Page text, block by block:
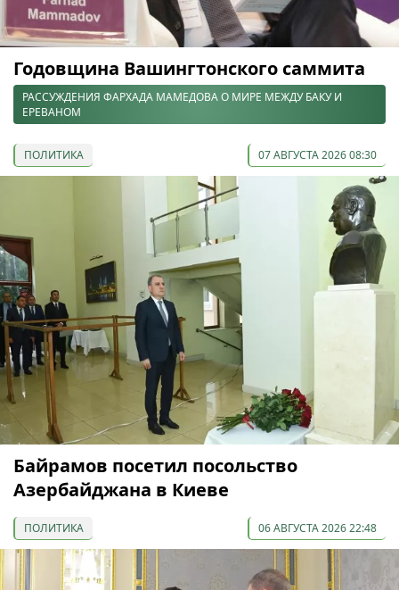
Годовщина Вашингтонского саммита
РАССУЖДЕНИЯ ФАРХАДА МАМЕДОВА О МИРЕ МЕЖДУ БАКУ И
ЕРЕВАНОМ
ПОЛИТИКА 07 АВГУСТА 2026 08:30
Байрамов посетил посольство
Азербайджана в Киеве
ПОЛИТИКА 06 АВГУСТА 2026 22:48